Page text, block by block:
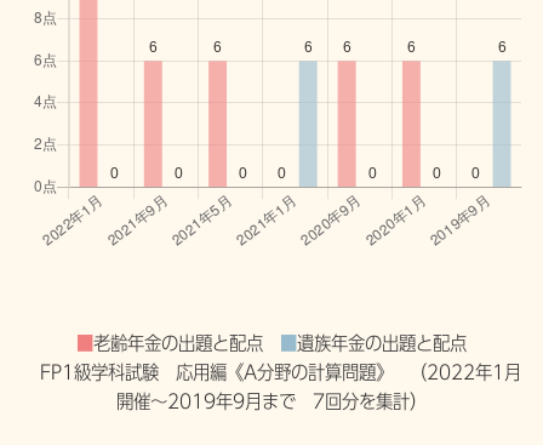
老齢年金の出題と配点
遺族年金の出題と配点
FP1級学科試験 応用編《A分野の計算問題》 （2022年1月
開催〜2019年9月まで 7回分を集計）